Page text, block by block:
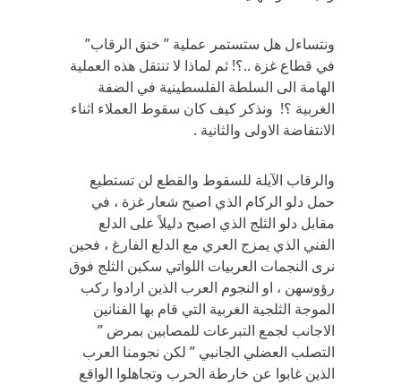
ونتساءل هل ستستمر عملية ” خنق الرقاب”
في قطاع غزة ..؟! ثم لماذا لا تنتقل هذه العملية
الهامة الى السلطة الفلسطينية في الضفة
الغربية ؟! ونذكر كيف كان سقوط العملاء اثناء
الانتفاضة الاولى والثانية .
والرقاب الآيلة للسقوط والقطع لن تستطيع
حمل دلو الركام الذي اصبح شعار غزة ، في
مقابل دلو الثلج الذي اصبح دليلاً على الدلع
الفني الذي يمزج العري مع الدلع الفارغ ، فحين
نرى النجمات العربيات اللواتي سكبن الثلج فوق
رؤوسهن ، او النجوم العرب الذين ارادوا ركب
الموجة الثلجية الغربية التي قام بها الفنانين
الاجانب لجمع التبرعات للمصابين بمرض ”
التصلب العضلي الجانبي ” لكن نجومنا العرب
الذين غابوا عن خارطة الحرب وتجاهلوا الواقع